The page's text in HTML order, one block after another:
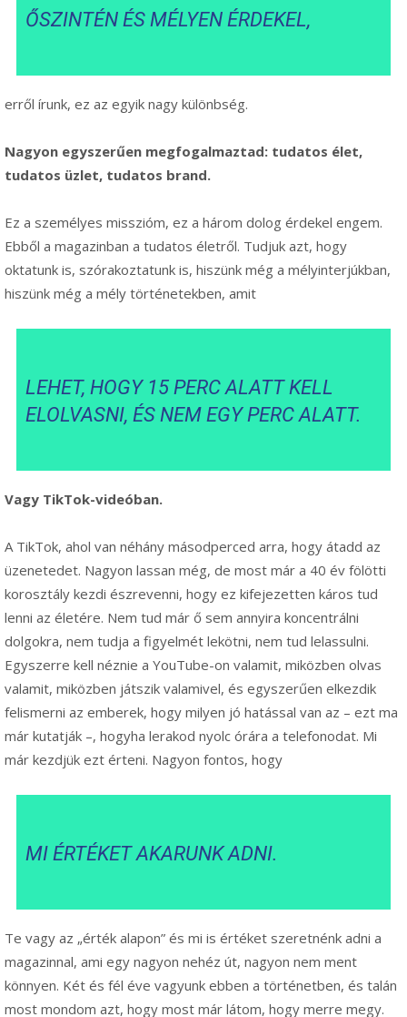
ŐSZINTÉN ÉS MÉLYEN ÉRDEKEL,
erről írunk, ez az egyik nagy különbség.
Nagyon egyszerűen megfogalmaztad: tudatos élet,
tudatos üzlet, tudatos brand.
Ez a személyes misszióm, ez a három dolog érdekel engem.
Ebből a magazinban a tudatos életről. Tudjuk azt, hogy
oktatunk is, szórakoztatunk is, hiszünk még a mélyinterjúkban,
hiszünk még a mély történetekben, amit
LEHET, HOGY 15 PERC ALATT KELL
ELOLVASNI, ÉS NEM EGY PERC ALATT.
Vagy TikTok-videóban.
A TikTok, ahol van néhány másodperced arra, hogy átadd az
üzenetedet. Nagyon lassan még, de most már a 40 év fölötti
korosztály kezdi észrevenni, hogy ez kifejezetten káros tud
lenni az életére. Nem tud már ő sem annyira koncentrálni
dolgokra, nem tudja a figyelmét lekötni, nem tud lelassulni.
Egyszerre kell néznie a YouTube-on valamit, miközben olvas
valamit, miközben játszik valamivel, és egyszerűen elkezdik
felismerni az emberek, hogy milyen jó hatással van az – ezt ma
már kutatják –, hogyha lerakod nyolc órára a telefonodat. Mi
már kezdjük ezt érteni. Nagyon fontos, hogy
MI ÉRTÉKET AKARUNK ADNI.
Te vagy az „érték alapon” és mi is értéket szeretnénk adni a
magazinnal, ami egy nagyon nehéz út, nagyon nem ment
könnyen. Két és fél éve vagyunk ebben a történetben, és talán
most mondom azt, hogy most már látom, hogy merre megy.